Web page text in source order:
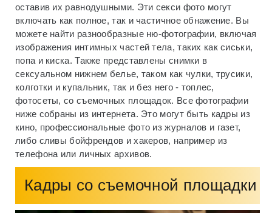
оставив их равнодушными. Эти секси фото могут
включать как полное, так и частичное обнажение. Вы
можете найти разнообразные ню-фотографии, включая
изображения интимных частей тела, таких как сиськи,
попа и киска. Также представлены снимки в
сексуальном нижнем белье, таком как чулки, трусики,
колготки и купальник, так и без него - топлес,
фотосеты, со съемочных площадок. Все фотографии
ниже собраны из интернета. Это могут быть кадры из
кино, профессиональные фото из журналов и газет,
либо сливы бойфрендов и хакеров, например из
телефона или личных архивов.
Кадры со съемочной площадки